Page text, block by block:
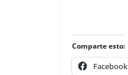
Comparte esto:
Facebook